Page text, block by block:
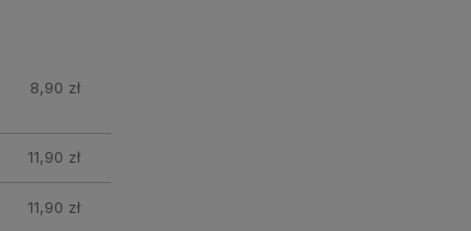
8,90 zł
11,90 zł
11,90 zł